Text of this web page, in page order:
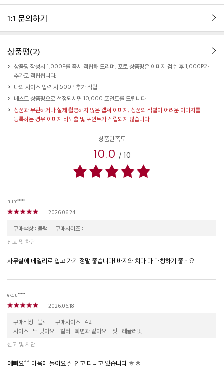
1:1 문의하기
상품평(2)
상품평 작성시 1,000P를 즉시 적립해 드리며, 포토 상품평은 이미지 검수 후 1,000P가
추가로 적립됩니다.
나의 사이즈 입력 시 500P 추가 적립
베스트 상품평으로 선정되시면 10,000 포인트를 드립니다.
상품과 무관하거나 실제 촬영하지 않은 캡쳐 이미지, 상품의 식별이 어려운 이미지를
등록하는 경우 이미지 비노출 및 포인트가 적립되지 않습니다.
상품만족도
10.0 / 10
hure*****
2026.06.24
구매색상 : 블랙 구매사이즈 :
신고 및 차단
사무실에 데일리로 입고 가기 정말 좋습니다! 바지와 치마 다 매칭하기 좋네요
ekdu*****
2026.06.18
구매색상 : 블랙
구매사이즈 : 42
사이즈 : 딱 맞아요
컬러 : 화면과 같아요 핏 : 레귤러핏
신고 및 차단
예뻐요^^ 마음에 들어요 잘 입고 다니고 있습니다 ㅎㅎ